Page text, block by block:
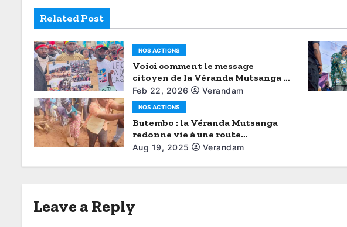
i
g
a
t
i
o
n
Related Post
NOS ACTIONS
Voici comment le message
citoyen de la Véranda Mutsanga a
brisé le protocole (Aimé Boji à
Butembo)
Feb 22, 2026 Verandam
NOS ACTIONS
Butembo : la Véranda Mutsanga
redonne vie à une route
abandonnée
Aug 19, 2025 Verandam
Leave a Reply